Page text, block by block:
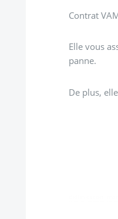
Contrat
Elle vous
panne.
De plus,